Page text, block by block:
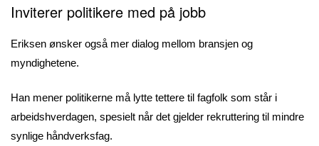
Inviterer politikere med på jobb
Eriksen ønsker også mer dialog mellom bransjen og
myndighetene.
Han mener politikerne må lytte tettere til fagfolk som står i
arbeidshverdagen, spesielt når det gjelder rekruttering til mindre
synlige håndverksfag.